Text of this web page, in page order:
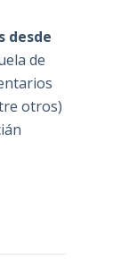
desde
de
otros)